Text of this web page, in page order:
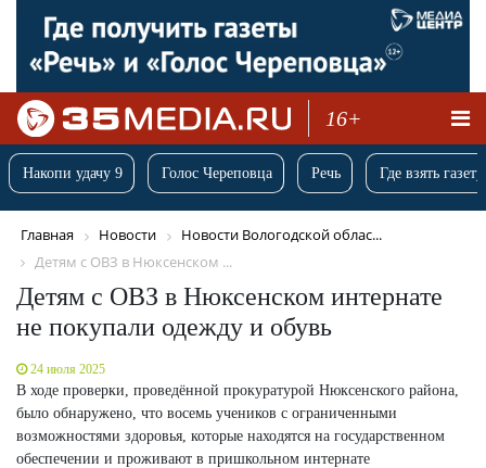
16+
Накопи удачу 9 Голос Череповца Речь Где взять
Главная Новости
Новости Вологодской облас...
Детям с ОВЗ в Нюксенском ...
Детям с ОВЗ в Нюксенском интернате
не покупали одежду и обувь
24 июля 2025
В ходе проверки, проведённой прокуратурой Нюксенского района,
было обнаружено, что восемь учеников с ограниченными
возможностями здоровья, которые находятся на государственном
обеспечении и проживают в пришкольном интернате